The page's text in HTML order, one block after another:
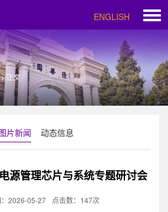
ENGLISH
正文
片新闻 动态信息
源管理芯片与系统专题研讨会
2026-05-27 点击数： 147次